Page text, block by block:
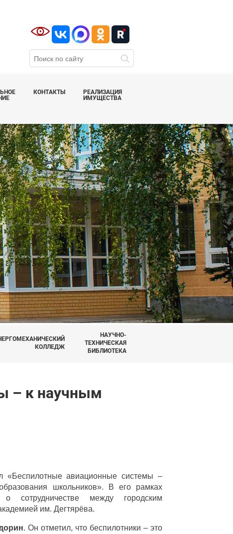
КОНТАКТЫ
РЕАЛИЗАЦИЯ
ИМУЩЕСТВА
КОЛЛЕДЖ
НАУЧНО-
ТЕХНИЧЕСКАЯ
БИБЛИОТЕКА
– к научным
авиационные системы –
школьников». В его рамках
о сотрудничестве между городским
им. Дегтярёва.
. Он отметил, что беспилотники – это